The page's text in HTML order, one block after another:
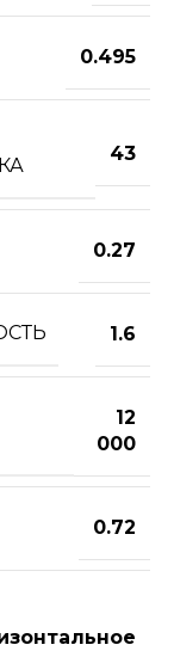
0.495
43
0.27
1.6
12
000
0.72